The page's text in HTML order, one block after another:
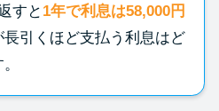
すと 1年で利息は58,000円
引くほど支払う利息はど